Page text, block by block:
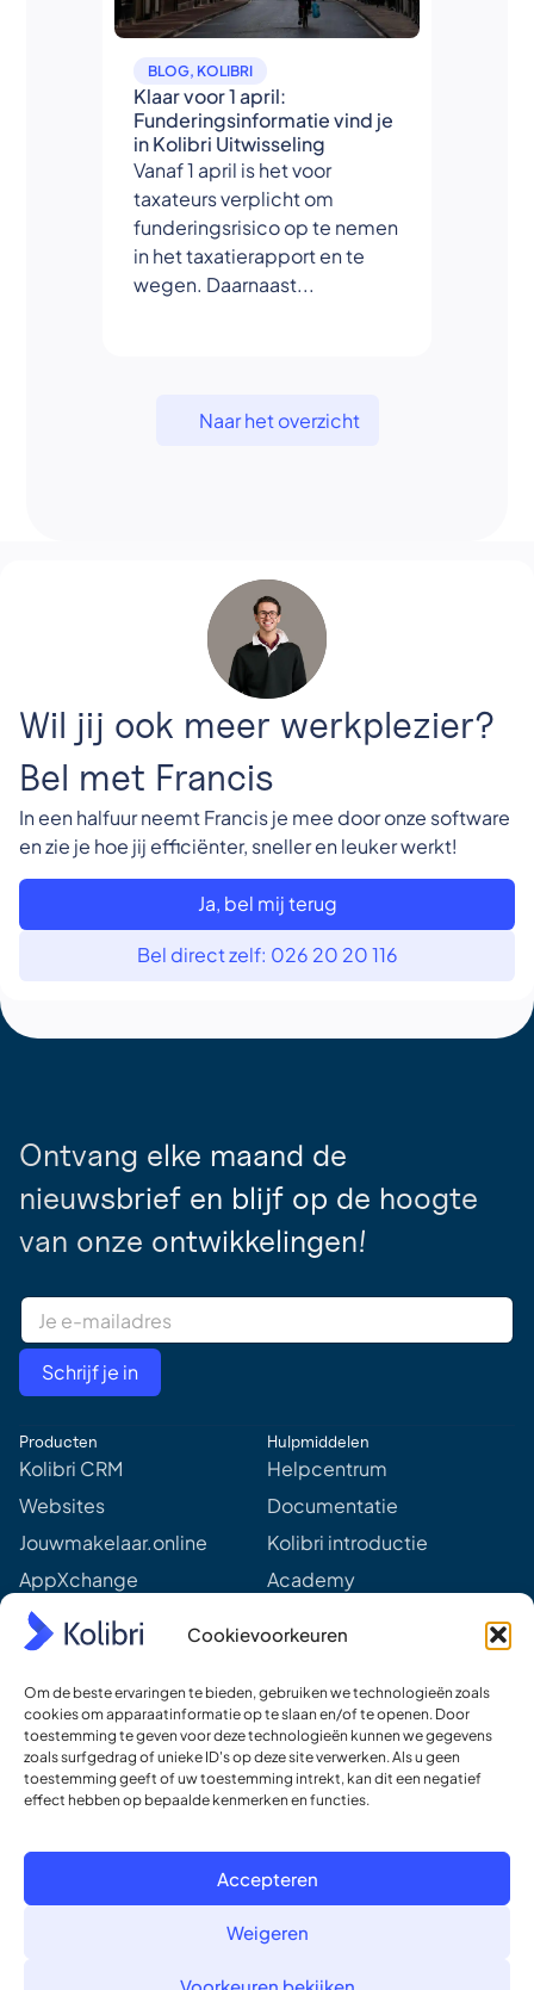
Cookievoorkeuren
Om de beste ervaringen te bieden, gebruiken we technologieën zoals
cookies om apparaatinformatie op te slaan en/of te openen. Door
toestemming te geven voor deze technologieën kunnen we gegevens
zoals surfgedrag of unieke ID's op deze site verwerken. Als u geen
toestemming geeft of uw toestemming intrekt, kan dit een negatief
effect hebben op bepaalde kenmerken en functies.
Accepteren
Weigeren
Voorkeuren bekijken
BLOG, KOLIBRI
Klaar voor 1 april:
Funderingsinformatie vind je
in Kolibri Uitwisseling
Vanaf 1 april is het voor
taxateurs verplicht om
funderingsrisico op te nemen
in het taxatierapport en te
wegen. Daarnaast...
Naar het overzicht
Wil jij ook meer werkplezier?
Bel met Francis
In een halfuur neemt Francis je mee door onze software
en zie je hoe jij efficiënter, sneller en leuker werkt!
Ja, bel mij terug
Bel direct zelf: 026 20 20 116
Ontvang elke maand de
nieuwsbrief en blijf op de hoogte
van onze ontwikkelingen!
E
a
l
d
r
s
*
Schrijf je in
Producten
Kolibri CRM
Websites
Jouwmakelaar.online
AppXchange
Mediapartners
Prijzen
Hulpmiddelen
Helpcentrum
Documentatie
Kolibri introductie
Academy
Aankomende webinars &
events
Meer van Kolibri
Kolibri voor developers
Ons DNA
Ons team
Contact
© Kolibri, software en websites voor makelaars